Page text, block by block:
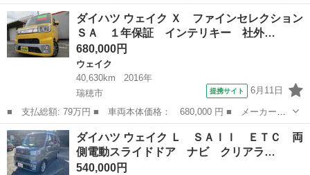
名： ダイハツ ■ 車種名： ウェイク ■ グレード名： Ｌ Ｓ
Ａ テレビ バックカメラ エアコン パワステ 両側スライドドア
■ 排気量： 6...
静岡 浜松市 ウェイク
ダイハツ ウェイク Ｘ ファインセレクション
ＳＡ １年保証 インテリキー 社外…
680,000円
ウェイク
40,630km
2016年
瑞穂市
提携サイト 6月11日
■ 支払総額: 79万円 ■ 車両本体価格： 680,000 円 ■ メーカー
名： ダイハツ ■ 車種名： ウェイク ■ グレード名： Ｘ ファ
インセレクションＳＡ １年保証 インテリキー 社外ＳＤナビ Ｄ
ＶＤ フルセグ ...
岐阜 瑞穂市 ウェイク
ダイハツ ウェイク Ｌ ＳＡＩＩ ＥＴＣ 両
側電動スライドドア ナビ クリアラ…
540,000円